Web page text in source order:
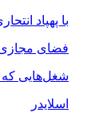
با پهپاد انتحاری شاهد-
فضای
شغل‌‌هایی که
اسلایدر